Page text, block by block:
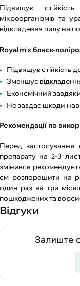
Підвищує
мікроорганізмів та
відкладення пилу на
Royal mix блиск-
Підвищує стійкість
Зменшує
Економічний
Не завдає шкоди
Рекомендації по
Перед застосування
препарату на 2-3
змінився
см розпорошити на
один раз на три
пошкоджених та
Відгуки
Залиште